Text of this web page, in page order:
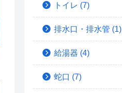
トイレ (7)
排水口・排水管 (1)
給湯器 (4)
蛇口 (7)